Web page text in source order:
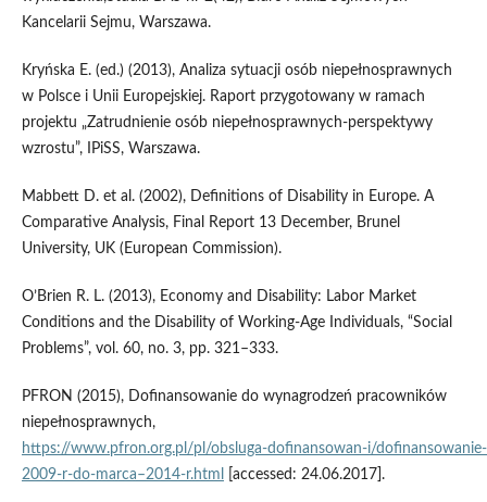
Kancelarii Sejmu, Warszawa.
Kryńska E. (ed.) (2013), Analiza sytuacji osób niepełnosprawnych
w Polsce i Unii Europejskiej. Raport przygotowany w ramach
projektu „Zatrudnienie osób niepełnosprawnych‑perspektywy
wzrostu”, IPiSS, Warszawa.
Mabbett D. et al. (2002), Definitions of Disability in Europe. A
Comparative Analysis, Final Report 13 December, Brunel
University, UK (European Commission).
O’Brien R. L. (2013), Economy and Disability: Labor Market
Conditions and the Disability of Working‑Age Individuals, “Social
Problems”, vol. 60, no. 3, pp. 321–333.
PFRON (2015), Dofinansowanie do wynagrodzeń pracowników
niepełnosprawnych,
https://www.pfron.org.pl/pl/obsluga‑dofinansowan‑i/
2009‑r‑do‑marca–2014‑r.html
[accessed: 24.06.2017].